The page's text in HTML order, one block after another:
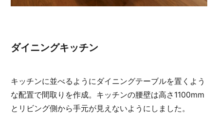
ダイニングキッチン
キッチンに並べるようにダイニングテーブルを置くよう
な配置で間取りを作成。キッチンの腰壁は高さ1100mm
とリビング側から手元が見えないようにしました。